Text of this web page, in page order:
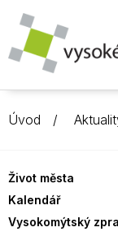
Úvod
Život města
Kalendář
Vysokomýtský